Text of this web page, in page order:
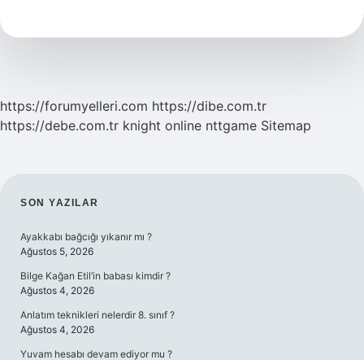
https://forumyelleri.com https://dibe.com.tr
https://debe.com.tr knight online nttgame Sitemap
SIDEBAR
SON YAZILAR
Ayakkabı bağcığı yıkanır mı ?
Ağustos 5, 2026
Bilge Kağan Etil’in babası kimdir ?
Ağustos 4, 2026
Anlatım teknikleri nelerdir 8. sınıf ?
Ağustos 4, 2026
Yuvam hesabı devam ediyor mu ?